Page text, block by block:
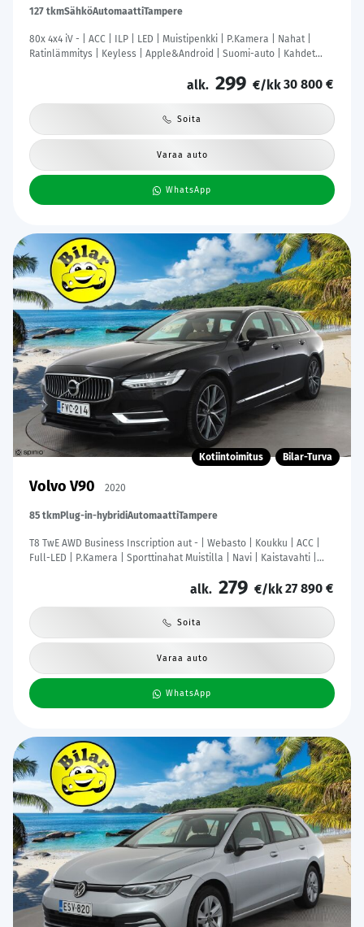
127 tkmSähköAutomaattiTampere
80x 4x4 iV - | ACC | ILP | LED | Muistipenkki | P.Kamera | Nahat |
Ratinlämmitys | Keyless | Apple&Android | Suomi-auto | Kahdet
alk. 299 €/kk30 800 €
Soita
Varaa auto
WhatsApp
Kotiintoimitus Bilar-Turva
Volvo V90 2020
85 tkmPlug-in-hybridiAutomaattiTampere
T8 TwE AWD Business Inscription aut - | Webasto | Koukku | ACC |
Full-LED | P.Kamera | Sporttinahat Muistilla | Navi | Kaistavahti |
alk. 279 €/kk27 890 €
Soita
Varaa auto
WhatsApp